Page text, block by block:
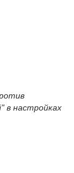
в настройках